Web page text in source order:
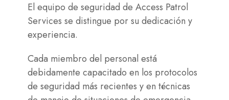
El equipo de seguridad de Access Patrol
Services se distingue por su dedicación y
experiencia.
Cada miembro del personal está
debidamente capacitado en los protocolos
de seguridad más recientes y en técnicas